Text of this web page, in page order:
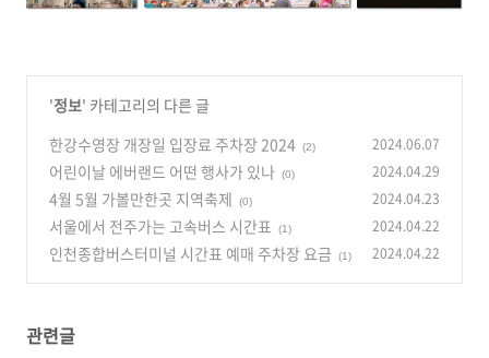
'정보' 카테고리의 다른 글
한강수영장 개장일 입장료 주차장 2024
(2) 2024.06.07
어린이날 에버랜드 어떤 행사가 있나 (0) 2024.04.29
4월 5월 가볼만한곳 지역축제 (0) 2024.04.23
서울에서 전주가는 고속버스 시간표 (1) 2024.04.22
인천종합버스터미널 시간표 예매 주차장 요금 (1) 2024.04.22
관련글